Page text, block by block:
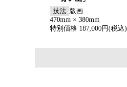
技法 版画
470mm × 380mm
特別価格 187,000円(税込)